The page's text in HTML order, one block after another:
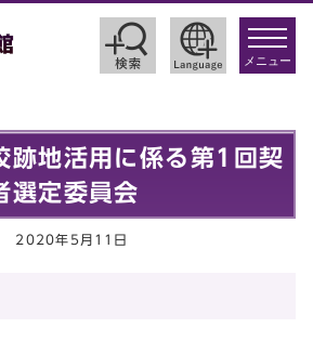
toggle
メニュー
跡地活用に係る第1回契
選定委員会
2020年5月11日